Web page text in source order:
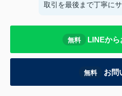
取引を最後まで丁寧に
無料 LINEから
無料 お問